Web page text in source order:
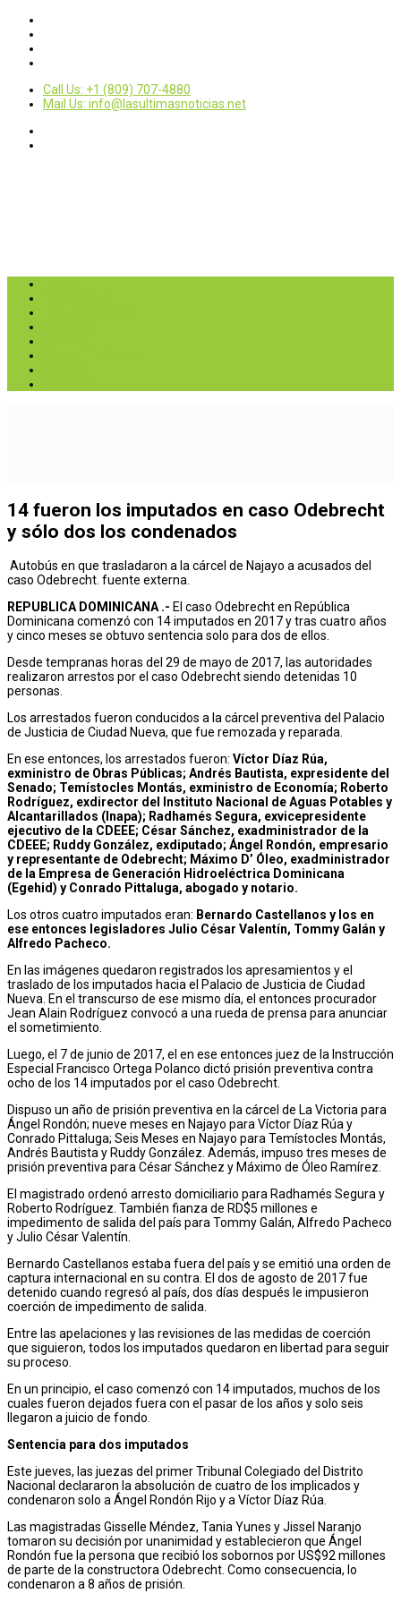
Call Us: +1 (809) 707-4880
Mail Us: info@lasultimasnoticias.net
14 fueron los imputados en caso Odebrecht
y sólo dos los condenados
Autobús en que trasladaron a la cárcel de Najayo a acusados del
caso Odebrecht. fuente externa.
REPUBLICA DOMINICANA .- El caso Odebrecht en República
Dominicana comenzó con 14 imputados en 2017 y tras cuatro años
y cinco meses se obtuvo sentencia solo para dos de ellos.
Desde tempranas horas del 29 de mayo de 2017, las autoridades
realizaron arrestos por el caso Odebrecht siendo detenidas 10
personas.
Los arrestados fueron conducidos a la cárcel preventiva del Palacio
de Justicia de Ciudad Nueva, que fue remozada y reparada.
En ese entonces, los arrestados fueron: Víctor Díaz Rúa,
exministro de Obras Públicas; Andrés Bautista, expresidente del
Senado; Temístocles Montás, exministro de Economía; Roberto
Rodríguez, exdirector del Instituto Nacional de Aguas Potables y
Alcantarillados (Inapa); Radhamés Segura, exvicepresidente
ejecutivo de la CDEEE; César Sánchez, exadministrador de la
CDEEE; Ruddy González, exdiputado; Ángel Rondón, empresario
y representante de Odebrecht; Máximo D’ Óleo, exadministrador
de la Empresa de Generación Hidroeléctrica Dominicana
(Egehid) y Conrado Pittaluga, abogado y notario.
Los otros cuatro imputados eran: Bernardo Castellanos y los en
ese entonces legisladores Julio César Valentín, Tommy Galán y
Alfredo Pacheco.
En las imágenes quedaron registrados los apresamientos y el
traslado de los imputados hacia el Palacio de Justicia de Ciudad
Nueva. En el transcurso de ese mismo día, el entonces procurador
Jean Alain Rodríguez convocó a una rueda de prensa para anunciar
el sometimiento.
Luego, el 7 de junio de 2017, el en ese entonces juez de la Instrucción
Especial Francisco Ortega Polanco dictó prisión preventiva contra
ocho de los 14 imputados por el caso Odebrecht.
Dispuso un año de prisión preventiva en la cárcel de La Victoria para
Ángel Rondón; nueve meses en Najayo para Víctor Díaz Rúa y
Conrado Pittaluga; Seis Meses en Najayo para Temístocles Montás,
Andrés Bautista y Ruddy González. Además, impuso tres meses de
prisión preventiva para César Sánchez y Máximo de Óleo Ramírez.
El magistrado ordenó arresto domiciliario para Radhamés Segura y
Roberto Rodríguez. También fianza de RD$5 millones e
impedimento de salida del país para Tommy Galán, Alfredo Pacheco
y Julio César Valentín.
Bernardo Castellanos estaba fuera del país y se emitió una orden de
captura internacional en su contra. El dos de agosto de 2017 fue
detenido cuando regresó al país, dos días después le impusieron
coerción de impedimento de salida.
Entre las apelaciones y las revisiones de las medidas de coerción
que siguieron, todos los imputados quedaron en libertad para seguir
su proceso.
En un principio, el caso comenzó con 14 imputados, muchos de los
cuales fueron dejados fuera con el pasar de los años y solo seis
llegaron a juicio de fondo.
Sentencia para dos imputados
Este jueves, las juezas del primer Tribunal Colegiado del Distrito
Nacional declararon la absolución de cuatro de los implicados y
condenaron solo a Ángel Rondón Rijo y a Víctor Díaz Rúa.
Las magistradas Gisselle Méndez, Tania Yunes y Jissel Naranjo
tomaron su decisión por unanimidad y establecieron que Ángel
Rondón fue la persona que recibió los sobornos por US$92 millones
de parte de la constructora Odebrecht. Como consecuencia, lo
condenaron a 8 años de prisión.